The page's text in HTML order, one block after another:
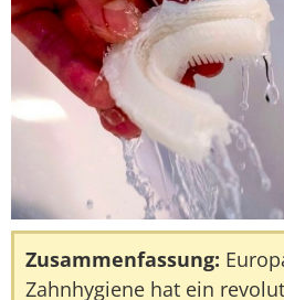
Zusammenfassung:
Zahnhygiene hat ein